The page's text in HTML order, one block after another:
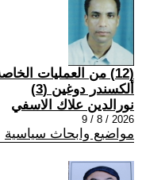
(12) من العمليات
ألكسندر دوغين (3)
نورالدين علاك الاسفي
2026 / 8 / 9
مواضيع وابحاث سياسية